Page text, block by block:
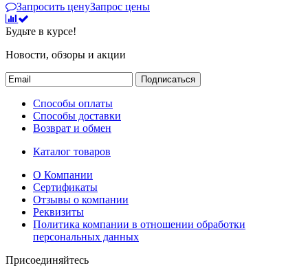
Запросить ценуЗапрос цены
Будьте в курсе!
Новости, обзоры и акции
Подписаться
Способы оплаты
Способы доставки
Возврат и обмен
Каталог товаров
О Компании
Сертификаты
Отзывы о компании
Реквизиты
Политика компании в отношении обработки
персональных данных
Присоединяйтесь